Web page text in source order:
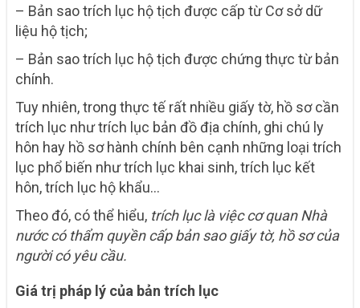
– Bản sao trích lục hộ tịch được cấp từ Cơ sở dữ
liệu hộ tịch;
– Bản sao trích lục hộ tịch được chứng thực từ bản
chính.
Tuy nhiên, trong thực tế rất nhiều giấy tờ, hồ sơ cần
trích lục như trích lục bản đồ địa chính, ghi chú ly
hôn hay hồ sơ hành chính bên cạnh những loại trích
lục phổ biến như trích lục khai sinh, trích lục kết
hôn, trích lục hộ khẩu…
Theo đó, có thể hiểu, trích lục là việc cơ quan Nhà
nước có thẩm quyền cấp bản sao giấy tờ, hồ sơ của
người có yêu cầu.
Giá trị pháp lý của bản trích lục